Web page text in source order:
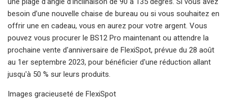
besoin d’une nouvelle chaise de bureau ou si vous souhaitez en
offrir une en cadeau, vous en aurez pour votre argent. Vous
pouvez vous procurer le BS12 Pro maintenant ou attendre la
prochaine vente d'anniversaire de FlexiSpot, prévue du 28 août
au 1er septembre 2023, pour bénéficier d'une réduction allant
jusqu'à 50 % sur leurs produits.
Images gracieuseté de FlexiSpot